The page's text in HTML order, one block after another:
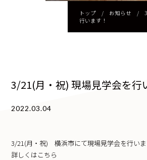
トップ/ お知らせ /
行います！
3/21(月・祝) 現場見学会を行
2022.03.04
3/21(月・祝) 横浜市にて現場見学会を行いま
詳しくはこちら